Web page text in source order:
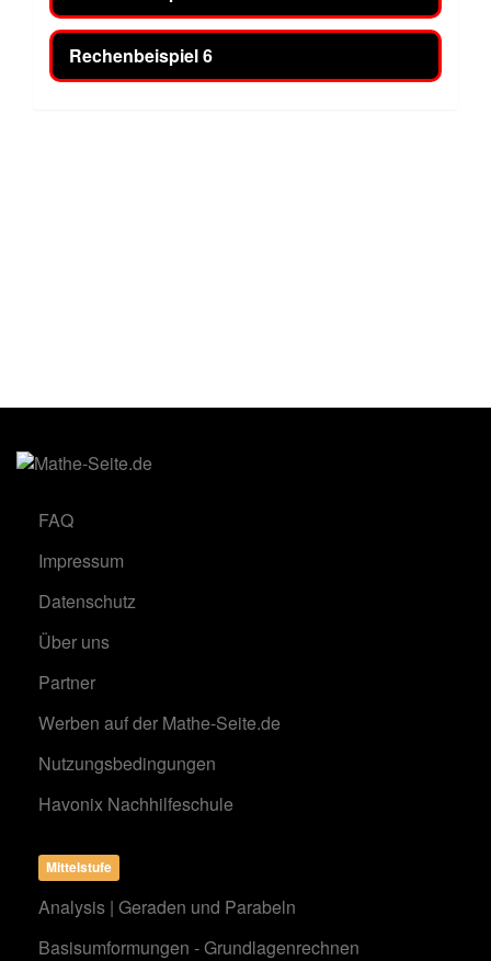
Rechenbeispiel 6
FAQ
Impressum
Datenschutz
Über uns
Partner
Werben auf der Mathe-Seite.de
Nutzungsbedingungen
Havonix Nachhilfeschule
Mittelstufe
Analysis | Geraden und Parabeln
Basisumformungen - Grundlagenrechnen